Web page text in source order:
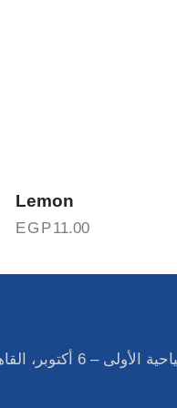
Lemon
EGP11.00
القاهرة – مصر